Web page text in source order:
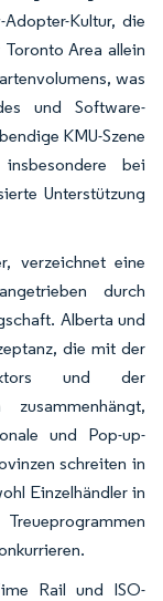
Kultur, die
Area allein
was
und Software-
KMU-Szene
insbesondere bei
Unterstützung
verzeichnet eine
durch
Alberta und
die mit der
und der
und Pop-up-
schreiten in
Einzelhändler in
Rail und ISO-